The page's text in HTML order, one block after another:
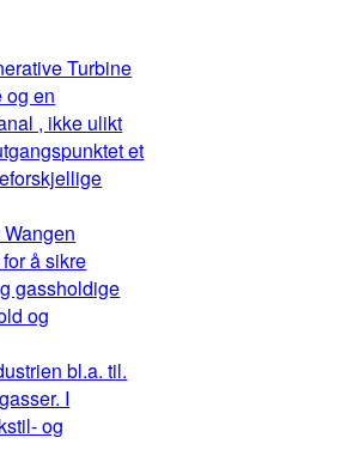
Turbine
og en
, ikke ulikt
et
å sikre
gassholdige
og
bl.a. til.
I
og